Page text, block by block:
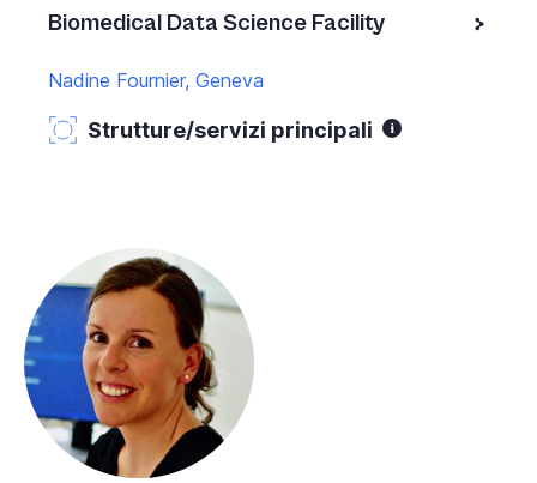
Biomedical Data Science Facility
Nadine Fournier, Geneva
Strutture/servizi principali